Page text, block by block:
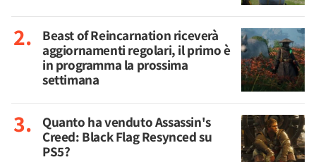
Beast of Reincarnation riceverà
aggiornamenti regolari, il primo è
in programma la prossima
settimana
Quanto ha venduto Assassin's
Creed: Black Flag Resynced su
PS5?